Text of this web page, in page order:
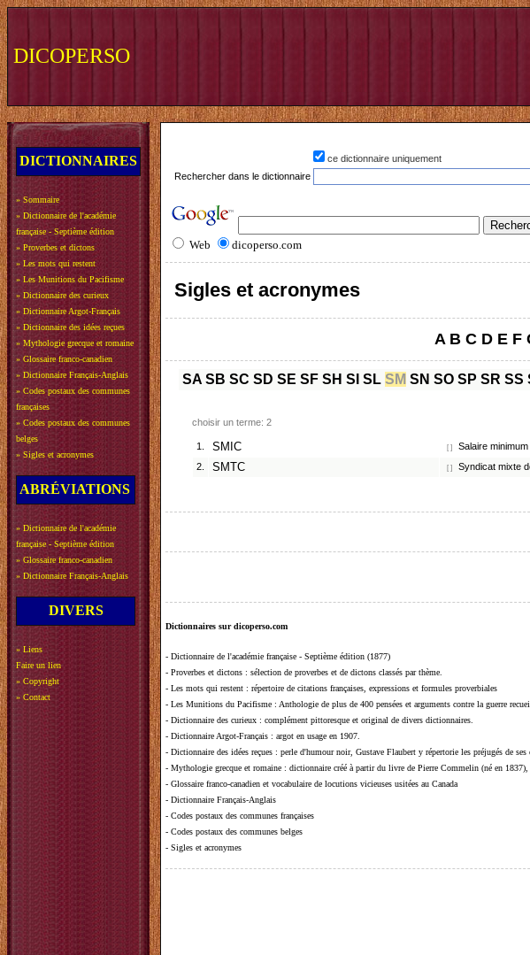
DICOPERSO
DICTIONNAIRES
» Sommaire
» Dictionnaire de l'académie
française - Septième édition
» Proverbes et dictons
» Les mots qui restent
» Les Munitions du Pacifisme
» Dictionnaire des curieux
» Dictionnaire Argot-Français
» Dictionnaire des idées reçues
» Mythologie grecque et romaine
» Glossaire franco-canadien
» Dictionnaire Français-Anglais
» Codes postaux des communes
françaises
» Codes postaux des communes
belges
» Sigles et acronymes
ABRÉVIATIONS
» Dictionnaire de l'académie
française - Septième édition
» Glossaire franco-canadien
» Dictionnaire Français-Anglais
DIVERS
» Liens
Faire un lien
» Copyright
» Contact
ce dictionnaire uniquement
Rechercher dans le dictionnaire
Web dicoperso.com
Sigles et acronymes
A B C D E F
SA SB SC SD SE SF SH SI SL SM SN SO SP SR SS
choisir un terme: 2
1. SMIC [ ]
Salaire
2.
SMTC [ ] Syndicat mixte
Dictionnaires sur dicoperso.com
- Dictionnaire de l'académie française - Septième édition (1877)
- Proverbes et dictons : sélection de proverbes et de dictons classés par thème.
- Les mots qui restent : répertoire de citations françaises, expressions et formules proverbiales
- Les Munitions du Pacifisme : Anthologie de plus de 400 pensées et arguments contre la guerre
- Dictionnaire des curieux : complément pittoresque et original de divers dictionnaires.
- Dictionnaire Argot-Français : argot en usage en 1907.
- Dictionnaire des idées reçues : perle d'humour noir, Gustave Flaubert y répertorie les préjugés de ses
- Mythologie grecque et romaine : dictionnaire créé à partir du livre de Pierre Commelin (né en 1837),
- Glossaire franco-canadien et vocabulaire de locutions vicieuses usitées au Canada
- Dictionnaire Français-Anglais
- Codes postaux des communes françaises
- Codes postaux des communes belges
- Sigles et acronymes